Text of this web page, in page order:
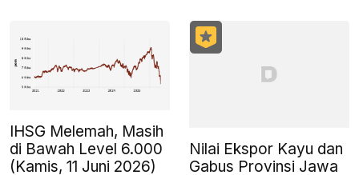
IHSG Melemah, Masih
di Bawah Level 6.000
(Kamis, 11 Juni 2026)
Nilai Ekspor Kayu dan
Gabus Provinsi Jawa